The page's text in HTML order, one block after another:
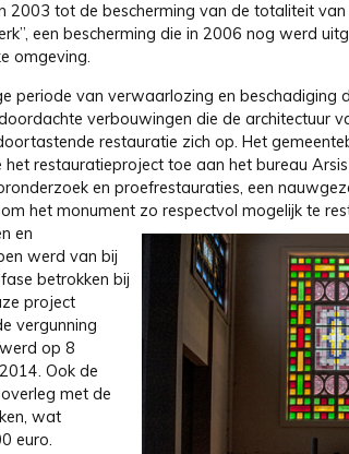
2003 tot de bescherming van de totaliteit
een bescherming die in 2006 nog werd
omgeving.
periode van verwaarlozing en beschadiging
verbouwingen die de architectuur
restauratie zich op. Het
restauratieproject toe aan het bureau
en proefrestauraties, een
het monument zo respectvol mogelijk te
en
werd van bij
betrokken bij
project
vergunning
op 8
Ook de
met de
wat
euro.